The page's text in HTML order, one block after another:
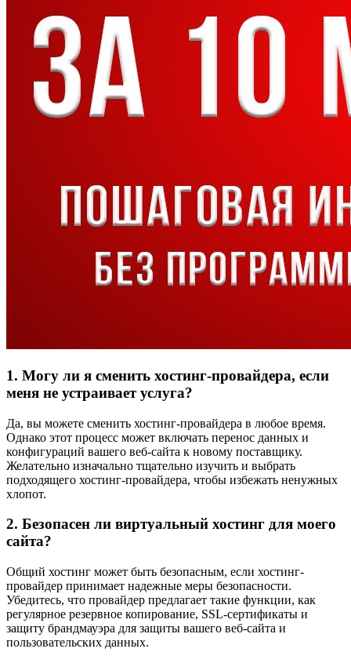
1. Могу ли я сменить хостинг-провайдера, если
меня не устраивает услуга?
Да, вы можете сменить хостинг-провайдера в любое время.
Однако этот процесс может включать перенос данных и
конфигураций вашего веб-сайта к новому поставщику.
Желательно изначально тщательно изучить и выбрать
подходящего хостинг-провайдера, чтобы избежать ненужных
хлопот.
2. Безопасен ли виртуальный хостинг для моего
сайта?
Общий хостинг может быть безопасным, если хостинг-
провайдер принимает надежные меры безопасности.
Убедитесь, что провайдер предлагает такие функции, как
регулярное резервное копирование, SSL-сертификаты и
защиту брандмауэра для защиты вашего веб-сайта и
пользовательских данных.